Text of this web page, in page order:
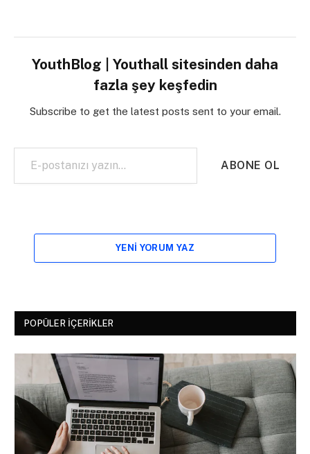
YouthBlog | Youthall sitesinden daha
fazla şey keşfedin
Subscribe to get the latest posts sent to your email.
E-postanızı yazın…
ABONE OL
YENI YORUM YAZ
POPÜLER İÇERIKLER